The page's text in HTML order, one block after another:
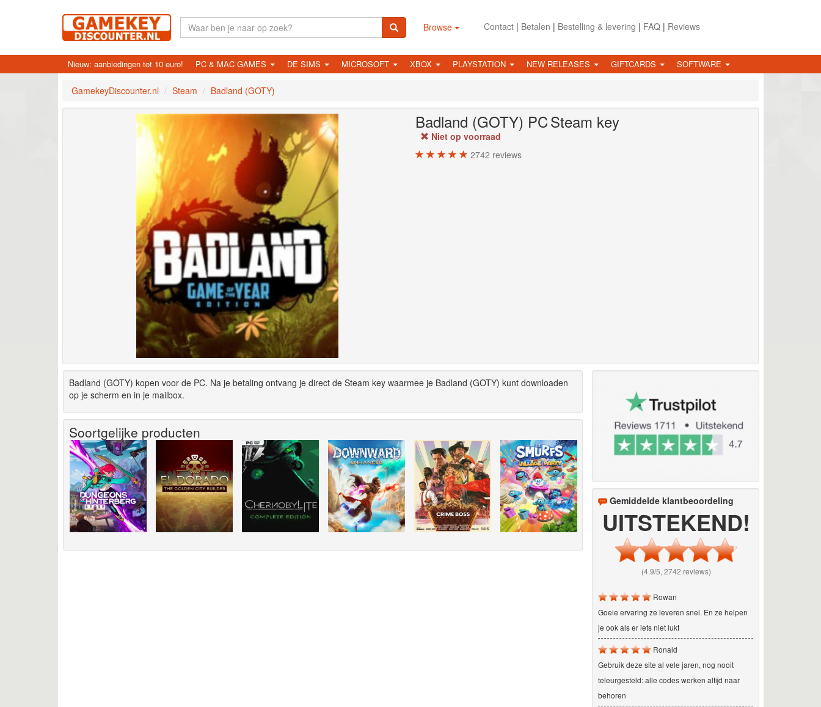
Browse Contact| Betalen | Bestelling & levering | FAQ| Reviews
Nieuw: aanbiedingen tot 10 euro! PC & MAC GAMES DE SIMS MICROSOFT XBOX PLAYSTATION NEW RELEASES GIFTCARDS SOFTWARE
GamekeyDiscounter.nl Steam Badland (GOTY)
Badland (GOTY) PCSteam key
Niet op voorraad
2742 reviews
Badland (GOTY) kopen voor de PC. Na je betaling ontvang je direct de Steam key waarmee je Badland (GOTY) kunt downloaden
op je scherm en in je mailbox.
Soortgelijke producten
Gemiddelde klantbeoordeling
UITSTEKEND!
(4.9/5, 2742 reviews)
Rowan
Goeie ervaring ze leveren snel. En ze helpen
je ook als er iets niet lukt
Ronald
Gebruik deze site al vele jaren, nog nooit
teleurgesteld: alle codes werken altijd naar
behoren